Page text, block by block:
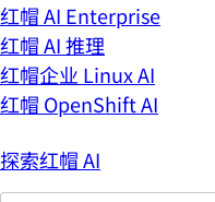
红帽 AI Enterprise
红帽 AI 推理
红帽企业 Linux AI
红帽 OpenShift AI
探索红帽 AI